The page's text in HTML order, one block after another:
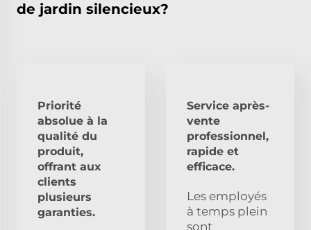
de jardin silencieux?
Priorité
absolue à la
qualité du
produit,
offrant aux
clients
plusieurs
garanties.
Service après-
vente
professionnel,
rapide et
efficace.
Les employés
à temps plein
sont